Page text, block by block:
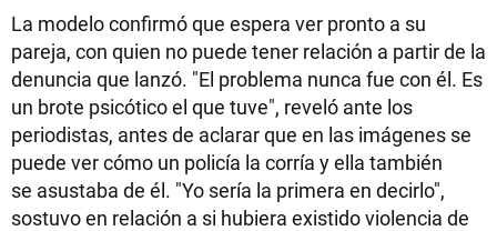
La modelo confirmó que espera ver pronto a su
pareja, con quien no puede tener relación a partir de la
denuncia que lanzó. "El problema nunca fue con él. Es
un brote psicótico el que tuve", reveló ante los
periodistas, antes de aclarar que en las imágenes se
puede ver cómo un policía la corría y ella también
se asustaba de él. "Yo sería la primera en decirlo",
sostuvo en relación a si hubiera existido violencia de